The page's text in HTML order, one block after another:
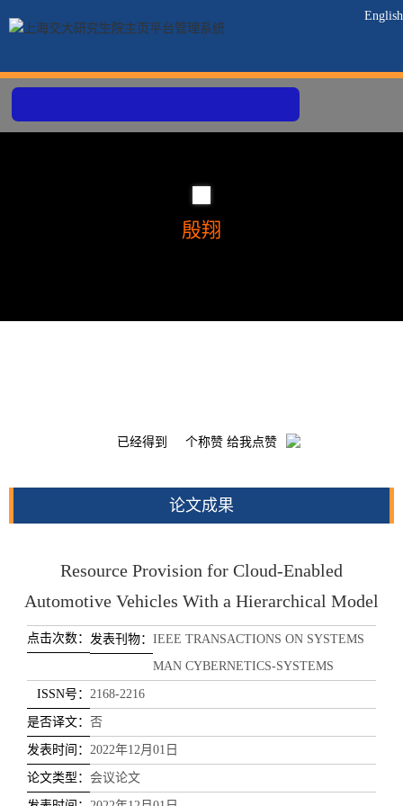
English
殷翔
已经得到 个称赞 给我点赞
论文成果
Resource Provision for Cloud-Enabled
Automotive Vehicles With a Hierarchical Model
点击次数： 发表刊物： IEEE TRANSACTIONS ON SYSTEMS
MAN CYBERNETICS-SYSTEMS
ISSN号： 2168-2216
是否译文： 否
发表时间： 2022年12月01日
论文类型： 会议论文